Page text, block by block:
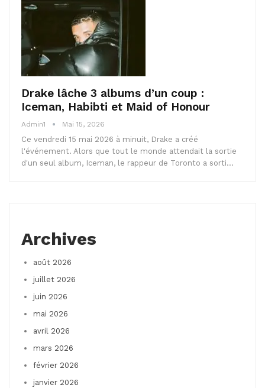
Drake lâche 3 albums d’un coup :
Iceman, Habibti et Maid of Honour
Admin1 Mai 15, 2026
Ce vendredi 15 mai 2026 à minuit, Drake a créé
l'événement. Alors que tout le monde attendait la sortie
d'un seul album, Iceman, le rappeur de Toronto a sorti…
Archives
août 2026
juillet 2026
juin 2026
mai 2026
avril 2026
mars 2026
février 2026
janvier 2026